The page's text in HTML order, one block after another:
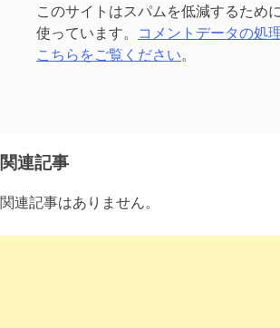
このサイトはスパムを低減するため
使っています。
コメントデータの処
こちらをご覧ください。
関連記事
関連記事はありません。